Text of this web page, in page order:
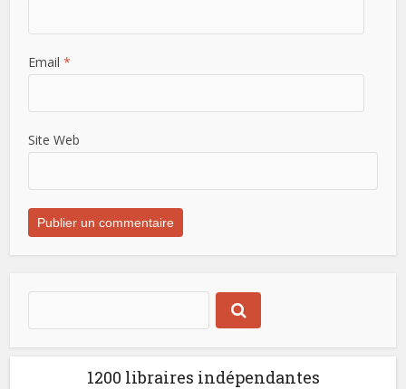
Email *
Site Web
1200 libraires indépendantes